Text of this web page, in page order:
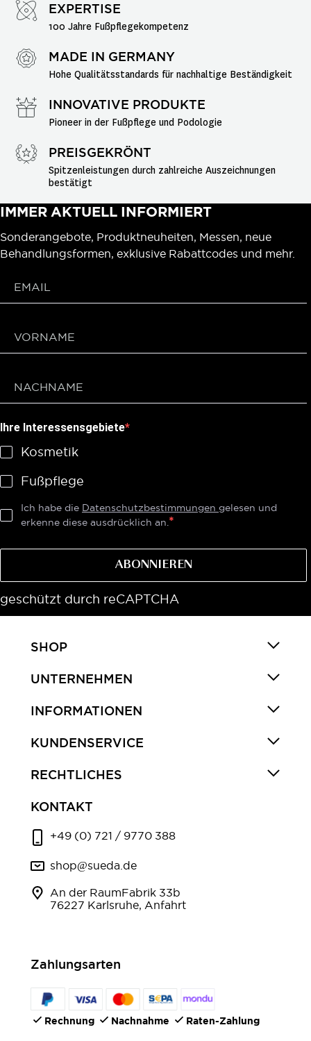
EXPERTISE
100 Jahre Fußpflegekompetenz
MADE IN GERMANY
Hohe Qualitätsstandards für nachhaltige Beständigkeit
INNOVATIVE PRODUKTE
Pioneer in der Fußpflege und Podologie
PREISGEKRÖNT
Spitzenleistungen durch zahlreiche Auszeichnungen
bestätigt
IMMER AKTUELL INFORMIERT
Sonderangebote, Produktneuheiten, Messen, neue
Behandlungsformen, exklusive Rabattcodes und mehr.
Ihre Interessensgebiete
Kosmetik
Fußpflege
Ich habe die Datenschutzbestimmungen gelesen und
erkenne diese ausdrücklich an.
ABONNIEREN
geschützt durch reCAPTCHA
SHOP
UNTERNEHMEN
INFORMATIONEN
KUNDENSERVICE
RECHTLICHES
KONTAKT
+49 (0) 721 / 9770 388
shop@sueda.de
An der RaumFabrik 33b
76227 Karlsruhe, Anfahrt
Zahlungsarten
Rechnung Nachnahme Raten-Zahlung